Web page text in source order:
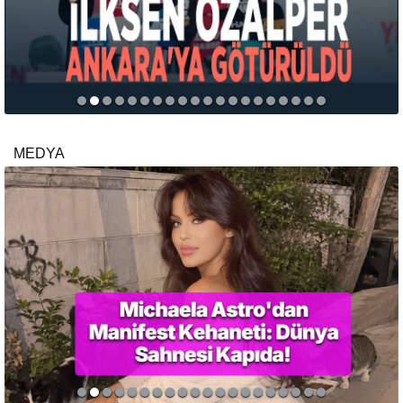
MEDYA